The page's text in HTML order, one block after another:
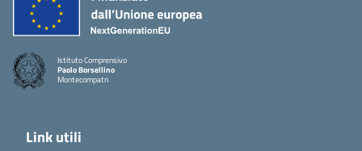
Istituto Comprensivo
Paolo Borsellino
Montecompatri
Link utili